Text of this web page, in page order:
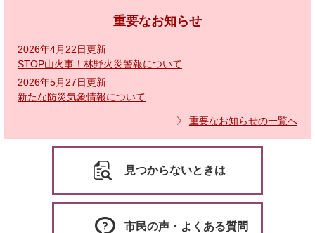
重要なお知らせ
2026年4月22日更新
STOP山火事！林野火災警報について
2026年5月27日更新
新たな防災気象情報について
重要なお知らせの一覧へ
見つからないときは
市民の声・よくある質問